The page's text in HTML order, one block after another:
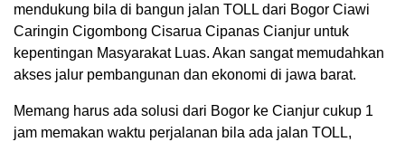
mendukung bila di bangun jalan TOLL dari Bogor Ciawi
Caringin Cigombong Cisarua Cipanas Cianjur untuk
kepentingan Masyarakat Luas. Akan sangat memudahkan
akses jalur pembangunan dan ekonomi di jawa barat.
Memang harus ada solusi dari Bogor ke Cianjur cukup 1
jam memakan waktu perjalanan bila ada jalan TOLL,